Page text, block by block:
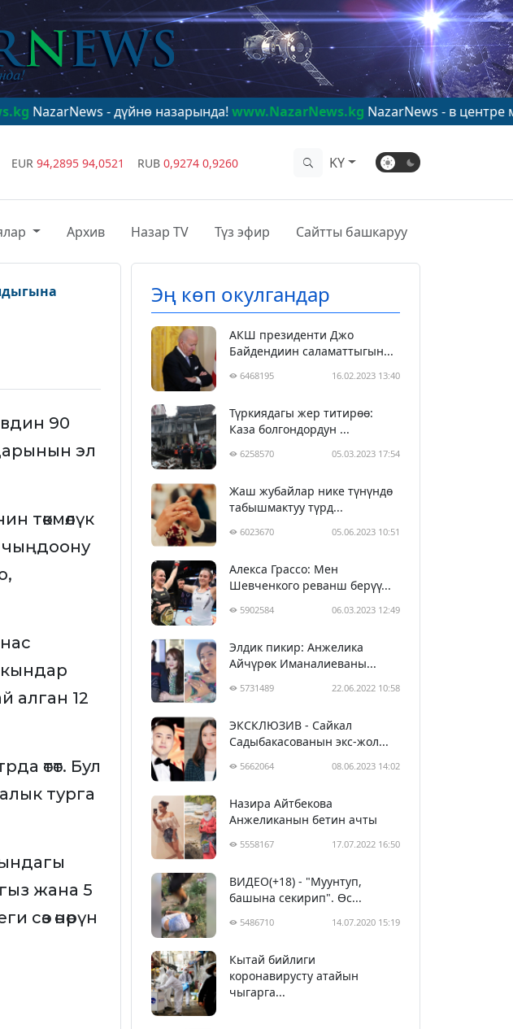
- дүйнө назарында!www.NazarNews.kgNazarNews - в центре мирового
EUR 94,2895 94,0521 RUB 0,9274 0,9260 KY
Архив Назар TV Түз эфир Сайтты башкаруу
90
эл
төкмөлүк
чыңдоону
алган 12
өтөт. Бул
турга
жана 5
сөз өнөрүн
Эң көп окулгандар
АКШ президенти Джо
Байдендиин саламаттыгын...
6468195 16.02.2023 13:40
Түркиядагы жер титирөө:
Каза болгондордун ...
6258570 05.03.2023 17:54
Жаш жубайлар нике түнүндө
табышмактуу түрд...
6023670 05.06.2023 10:51
Алекса Грассо: Мен
Шевченкого реванш берүү...
5902584 06.03.2023 12:49
Элдик пикир: Анжелика
Айчүрөк Иманалиеваны...
5731489 22.06.2022 10:58
ЭКСКЛЮЗИВ - Сайкал
Садыбакасованын экс-жол...
5662064 08.06.2023 14:02
Назира Айтбекова
Анжеликанын бетин ачты
5558167 17.07.2022 16:50
ВИДЕО(+18) - "Муунтуп,
башына секирип". Өс...
5486710 14.07.2020 15:19
Кытай бийлиги
коронавирусту атайын
чыгарга...